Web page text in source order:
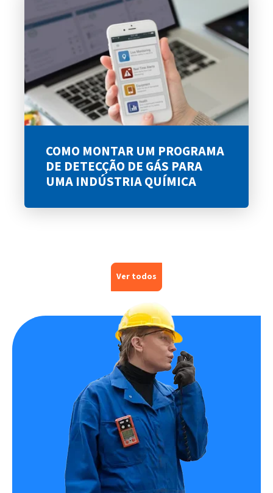
COMO MONTAR UM PROGRAMA
DE DETECÇÃO DE GÁS PARA
UMA INDÚSTRIA QUÍMICA
Ver todos